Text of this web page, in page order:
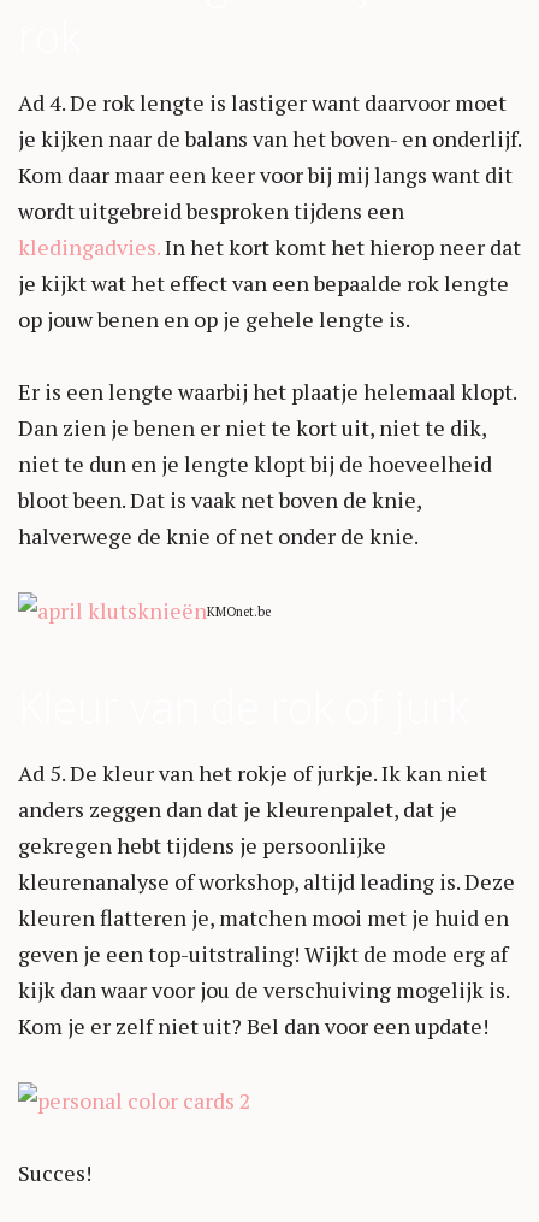
Ad 4. De rok lengte is lastiger want daarvoor moet
je kijken naar de balans van het boven- en onderlijf.
Kom daar maar een keer voor bij mij langs want dit
wordt uitgebreid besproken tijdens een
kledingadvies.In het kort komt het hierop neer dat
je kijkt wat het effect van een bepaalde rok lengte
op jouw benen en op je gehele lengte is.
Er is een lengte waarbij het plaatje helemaal klopt.
Dan zien je benen er niet te kort uit, niet te dik,
niet te dun en je lengte klopt bij de hoeveelheid
bloot been. Dat is vaak net boven de knie,
halverwege de knie of net onder de knie.
KMOnet.be
Ad 5. De kleur van het rokje of jurkje. Ik kan niet
anders zeggen dan dat je kleurenpalet, dat je
gekregen hebt tijdens je persoonlijke
kleurenanalyse of workshop, altijd leading is. Deze
kleuren flatteren je, matchen mooi met je huid en
geven je een top-uitstraling! Wijkt de mode erg af
kijk dan waar voor jou de verschuiving mogelijk is.
Kom je er zelf niet uit? Bel dan voor een update!
Succes!